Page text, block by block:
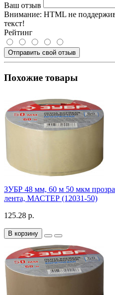
Ваш отзыв
Внимание: HTML не
текст!
Рейтинг
Отправить свой отзыв
Похожие товары
ЗУБР 48 мм, 60 м 50 мкм
лента, МАСТЕР (12031-50)
125.28 р.
В корзину